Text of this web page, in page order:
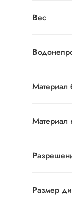
Вес
Материал
Материал
Размер